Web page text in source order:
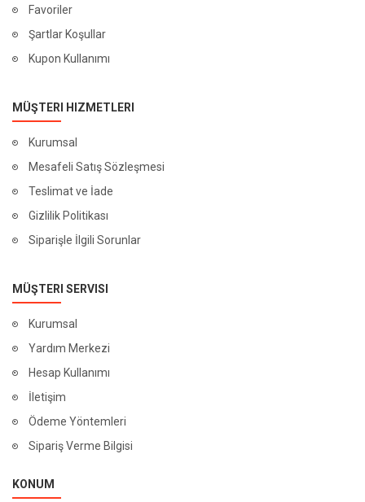
Favoriler
Şartlar Koşullar
Kupon Kullanımı
MÜŞTERI HIZMETLERI
Kurumsal
Mesafeli Satış Sözleşmesi
Teslimat ve İade
Gizlilik Politikası
Siparişle İlgili Sorunlar
MÜŞTERI SERVISI
Kurumsal
Yardım Merkezi
Hesap Kullanımı
İletişim
Ödeme Yöntemleri
Sipariş Verme Bilgisi
KONUM